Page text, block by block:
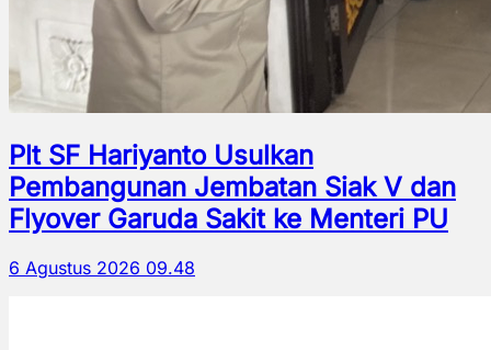
Plt SF Hariyanto Usulkan
Pembangunan Jembatan Siak V dan
Flyover Garuda Sakit ke Menteri PU
6 Agustus 2026 09.48